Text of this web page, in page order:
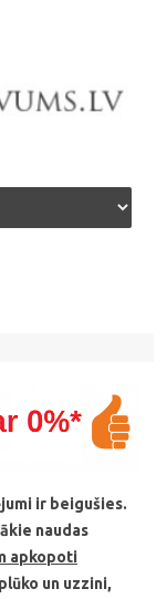
ir beigušies.
naudas
apkopoti
un uzzini,